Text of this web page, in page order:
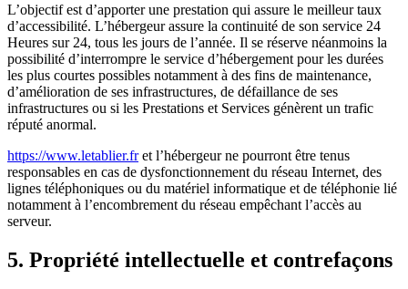
L’objectif est d’apporter une prestation qui assure le meilleur taux
d’accessibilité. L’hébergeur assure la continuité de son service 24
Heures sur 24, tous les jours de l’année. Il se réserve néanmoins la
possibilité d’interrompre le service d’hébergement pour les durées
les plus courtes possibles notamment à des fins de maintenance,
d’amélioration de ses infrastructures, de défaillance de ses
infrastructures ou si les Prestations et Services génèrent un trafic
réputé anormal.
https://www.letablier.fret l’hébergeur ne pourront être tenus
responsables en cas de dysfonctionnement du réseau Internet, des
lignes téléphoniques ou du matériel informatique et de téléphonie lié
notamment à l’encombrement du réseau empêchant l’accès au
serveur.
5. Propriété intellectuelle et contrefaçons